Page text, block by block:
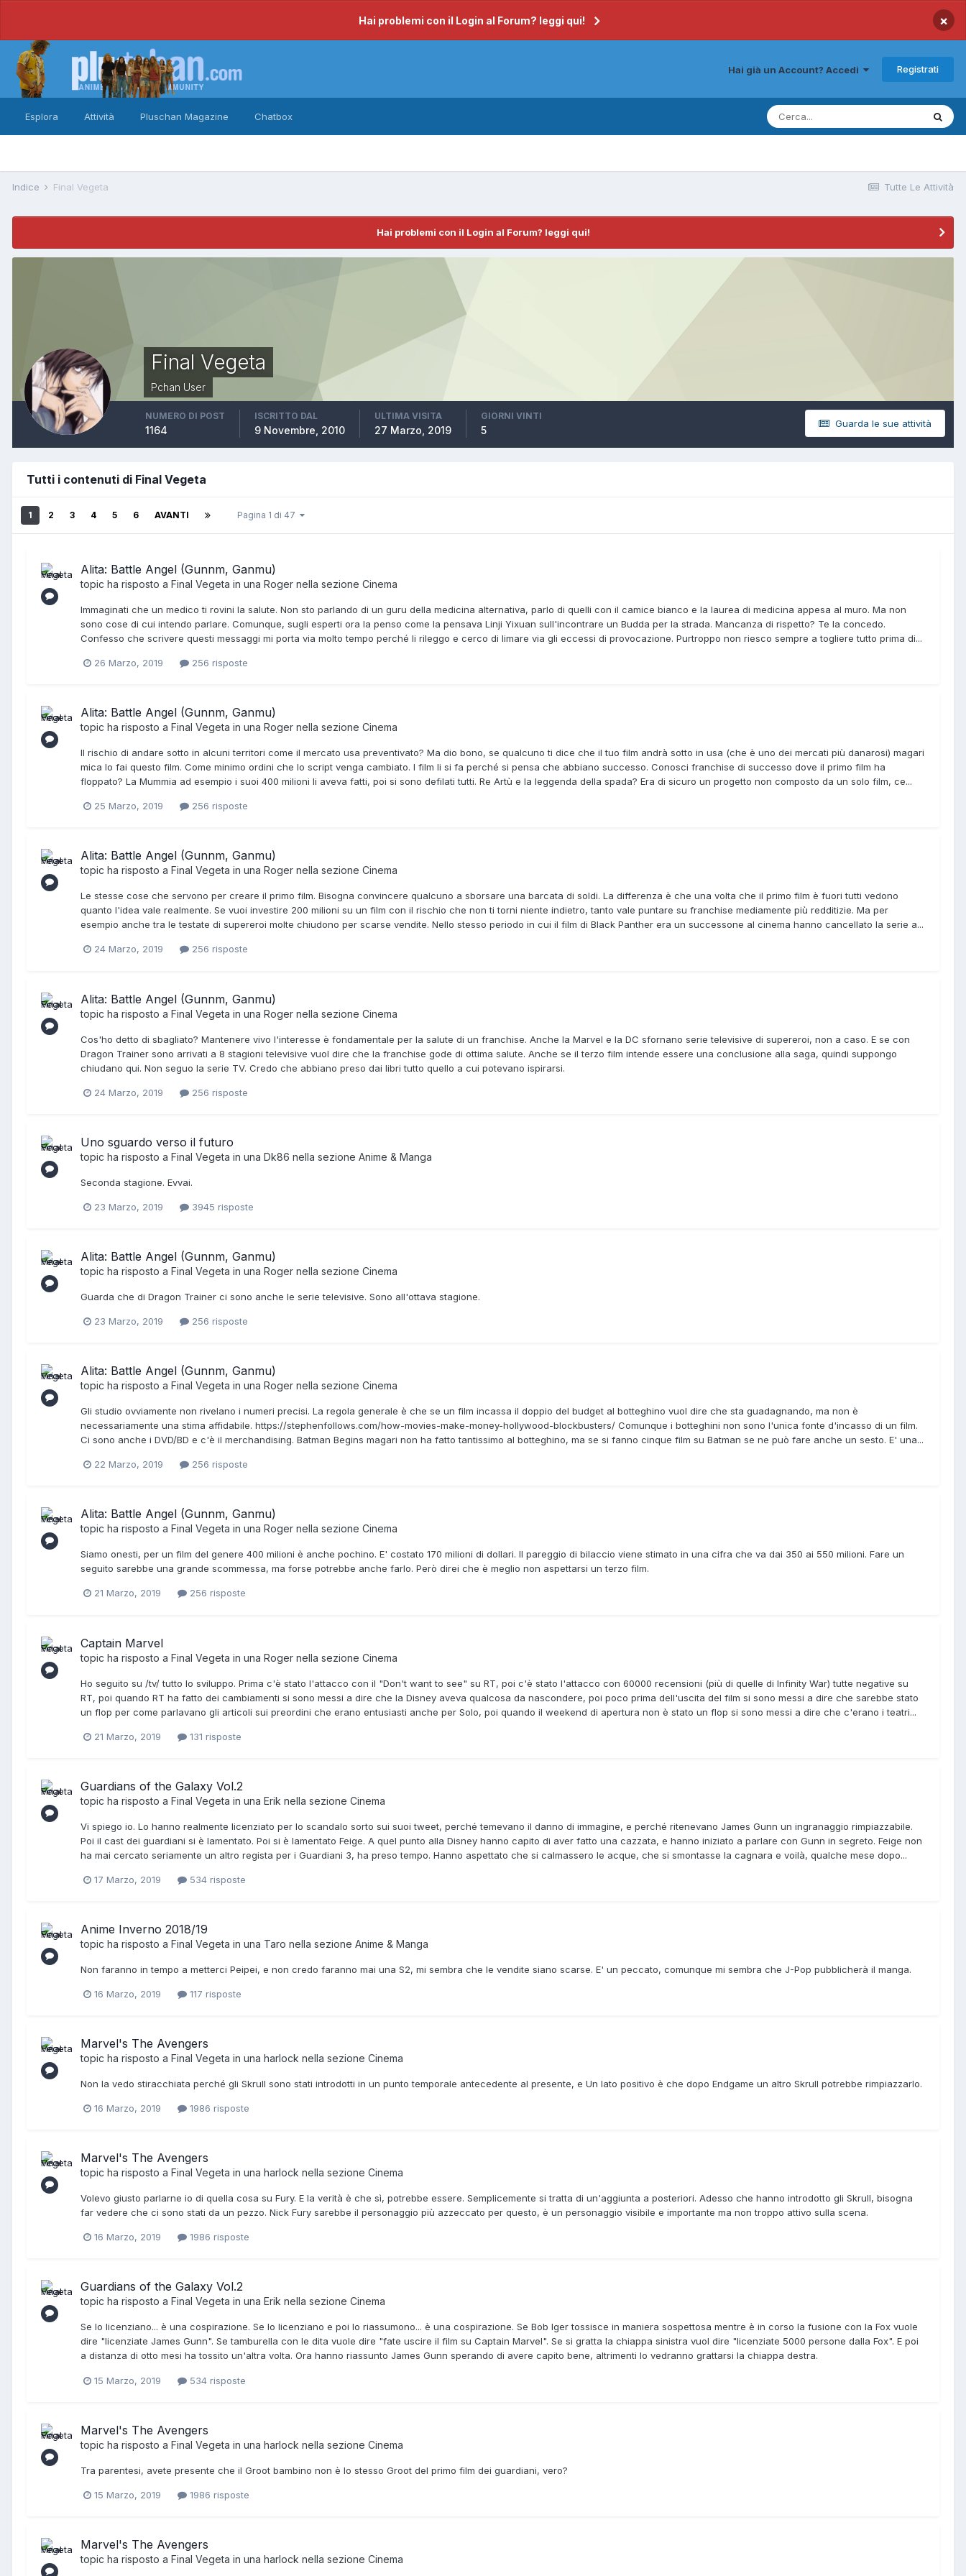
Hai problemi con il Login al Forum? leggi qui! ×
Hai già un Account? Accedi Registrati
Esplora Attività Pluschan Magazine Chatbox
Tutte Le Attività
Indice Final Vegeta
Hai problemi con il Login al Forum? leggi qui!
Final Vegeta
Pchan User
Guarda le sue attività
NUMERO DI POST
1164
ISCRITTO DAL
9 Novembre, 2010
ULTIMA VISITA
27 Marzo, 2019
GIORNI VINTI
5
Tutti i contenuti di Final Vegeta
1 2 3 4 5 6 AVANTI Pagina 1 di 47
Alita: Battle Angel (Gunnm, Ganmu)
topic ha risposto a Final Vegeta in una Roger nella sezione Cinema
Immaginati che un medico ti rovini la salute. Non sto parlando di un guru della medicina alternativa, parlo di quelli con il camice bianco e la laurea di medicina appesa al muro. Ma non
sono cose di cui intendo parlare. Comunque, sugli esperti ora la penso come la pensava Linji Yixuan sull'incontrare un Budda per la strada. Mancanza di rispetto? Te la concedo.
Confesso che scrivere questi messaggi mi porta via molto tempo perché li rileggo e cerco di limare via gli eccessi di provocazione. Purtroppo non riesco sempre a togliere tutto prima di...
26 Marzo, 2019 256 risposte
Alita: Battle Angel (Gunnm, Ganmu)
topic ha risposto a Final Vegeta in una Roger nella sezione Cinema
Il rischio di andare sotto in alcuni territori come il mercato usa preventivato? Ma dio bono, se qualcuno ti dice che il tuo film andrà sotto in usa (che è uno dei mercati più danarosi) magari
mica lo fai questo film. Come minimo ordini che lo script venga cambiato. I film li si fa perché si pensa che abbiano successo. Conosci franchise di successo dove il primo film ha
floppato? La Mummia ad esempio i suoi 400 milioni li aveva fatti, poi si sono defilati tutti. Re Artù e la leggenda della spada? Era di sicuro un progetto non composto da un solo film, ce...
25 Marzo, 2019 256 risposte
Alita: Battle Angel (Gunnm, Ganmu)
topic ha risposto a Final Vegeta in una Roger nella sezione Cinema
Le stesse cose che servono per creare il primo film. Bisogna convincere qualcuno a sborsare una barcata di soldi. La differenza è che una volta che il primo film è fuori tutti vedono
quanto l'idea vale realmente. Se vuoi investire 200 milioni su un film con il rischio che non ti torni niente indietro, tanto vale puntare su franchise mediamente più redditizie. Ma per
esempio anche tra le testate di supereroi molte chiudono per scarse vendite. Nello stesso periodo in cui il film di Black Panther era un successone al cinema hanno cancellato la serie a...
24 Marzo, 2019 256 risposte
Alita: Battle Angel (Gunnm, Ganmu)
topic ha risposto a Final Vegeta in una Roger nella sezione Cinema
Cos'ho detto di sbagliato? Mantenere vivo l'interesse è fondamentale per la salute di un franchise. Anche la Marvel e la DC sfornano serie televisive di supereroi, non a caso. E se con
Dragon Trainer sono arrivati a 8 stagioni televisive vuol dire che la franchise gode di ottima salute. Anche se il terzo film intende essere una conclusione alla saga, quindi suppongo
chiudano qui. Non seguo la serie TV. Credo che abbiano preso dai libri tutto quello a cui potevano ispirarsi.
24 Marzo, 2019 256 risposte
Uno sguardo verso il futuro
topic ha risposto a Final Vegeta in una Dk86 nella sezione Anime & Manga
Seconda stagione. Evvai.
23 Marzo, 2019 3945 risposte
Alita: Battle Angel (Gunnm, Ganmu)
topic ha risposto a Final Vegeta in una Roger nella sezione Cinema
Guarda che di Dragon Trainer ci sono anche le serie televisive. Sono all'ottava stagione.
23 Marzo, 2019 256 risposte
Alita: Battle Angel (Gunnm, Ganmu)
topic ha risposto a Final Vegeta in una Roger nella sezione Cinema
Gli studio ovviamente non rivelano i numeri precisi. La regola generale è che se un film incassa il doppio del budget al botteghino vuol dire che sta guadagnando, ma non è
necessariamente una stima affidabile. https://stephenfollows.com/how-movies-make-money-hollywood-blockbusters/ Comunque i botteghini non sono l'unica fonte d'incasso di un film.
Ci sono anche i DVD/BD e c'è il merchandising. Batman Begins magari non ha fatto tantissimo al botteghino, ma se si fanno cinque film su Batman se ne può fare anche un sesto. E' una...
22 Marzo, 2019 256 risposte
Alita: Battle Angel (Gunnm, Ganmu)
topic ha risposto a Final Vegeta in una Roger nella sezione Cinema
Siamo onesti, per un film del genere 400 milioni è anche pochino. E' costato 170 milioni di dollari. Il pareggio di bilaccio viene stimato in una cifra che va dai 350 ai 550 milioni. Fare un
seguito sarebbe una grande scommessa, ma forse potrebbe anche farlo. Però direi che è meglio non aspettarsi un terzo film.
21 Marzo, 2019 256 risposte
Captain Marvel
topic ha risposto a Final Vegeta in una Roger nella sezione Cinema
Ho seguito su /tv/ tutto lo sviluppo. Prima c'è stato l'attacco con il "Don't want to see" su RT, poi c'è stato l'attacco con 60000 recensioni (più di quelle di Infinity War) tutte negative su
RT, poi quando RT ha fatto dei cambiamenti si sono messi a dire che la Disney aveva qualcosa da nascondere, poi poco prima dell'uscita del film si sono messi a dire che sarebbe stato
un flop per come parlavano gli articoli sui preordini che erano entusiasti anche per Solo, poi quando il weekend di apertura non è stato un flop si sono messi a dire che c'erano i teatri...
21 Marzo, 2019 131 risposte
Guardians of the Galaxy Vol.2
topic ha risposto a Final Vegeta in una Erik nella sezione Cinema
Vi spiego io. Lo hanno realmente licenziato per lo scandalo sorto sui suoi tweet, perché temevano il danno di immagine, e perché ritenevano James Gunn un ingranaggio rimpiazzabile.
Poi il cast dei guardiani si è lamentato. Poi si è lamentato Feige. A quel punto alla Disney hanno capito di aver fatto una cazzata, e hanno iniziato a parlare con Gunn in segreto. Feige non
ha mai cercato seriamente un altro regista per i Guardiani 3, ha preso tempo. Hanno aspettato che si calmassero le acque, che si smontasse la cagnara e voilà, qualche mese dopo...
17 Marzo, 2019 534 risposte
Anime Inverno 2018/19
topic ha risposto a Final Vegeta in una Taro nella sezione Anime & Manga
Non faranno in tempo a metterci Peipei, e non credo faranno mai una S2, mi sembra che le vendite siano scarse. E' un peccato, comunque mi sembra che J-Pop pubblicherà il manga.
16 Marzo, 2019 117 risposte
Marvel's The Avengers
topic ha risposto a Final Vegeta in una harlock nella sezione Cinema
Non la vedo stiracchiata perché gli Skrull sono stati introdotti in un punto temporale antecedente al presente, e Un lato positivo è che dopo Endgame un altro Skrull potrebbe rimpiazzarlo.
16 Marzo, 2019 1986 risposte
Marvel's The Avengers
topic ha risposto a Final Vegeta in una harlock nella sezione Cinema
Volevo giusto parlarne io di quella cosa su Fury. E la verità è che sì, potrebbe essere. Semplicemente si tratta di un'aggiunta a posteriori. Adesso che hanno introdotto gli Skrull, bisogna
far vedere che ci sono stati da un pezzo. Nick Fury sarebbe il personaggio più azzeccato per questo, è un personaggio visibile e importante ma non troppo attivo sulla scena.
16 Marzo, 2019 1986 risposte
Guardians of the Galaxy Vol.2
topic ha risposto a Final Vegeta in una Erik nella sezione Cinema
Se lo licenziano... è una cospirazione. Se lo licenziano e poi lo riassumono... è una cospirazione. Se Bob Iger tossisce in maniera sospettosa mentre è in corso la fusione con la Fox vuole
dire "licenziate James Gunn". Se tamburella con le dita vuole dire "fate uscire il film su Captain Marvel". Se si gratta la chiappa sinistra vuol dire "licenziate 5000 persone dalla Fox". E poi
a distanza di otto mesi ha tossito un'altra volta. Ora hanno riassunto James Gunn sperando di avere capito bene, altrimenti lo vedranno grattarsi la chiappa destra.
15 Marzo, 2019 534 risposte
Marvel's The Avengers
topic ha risposto a Final Vegeta in una harlock nella sezione Cinema
Tra parentesi, avete presente che il Groot bambino non è lo stesso Groot del primo film dei guardiani, vero?
15 Marzo, 2019 1986 risposte
Marvel's The Avengers
topic ha risposto a Final Vegeta in una harlock nella sezione Cinema